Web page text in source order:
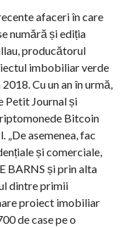
afaceri în care
numără și ediția
producătorul
imbobiliar verde
Cu un an în urmă,
Petit Journal și
Bitcoin
„De asemenea, fac
și comerciale,
BARNS și prin alta
dintre primii
proiect imobiliar
de case pe o